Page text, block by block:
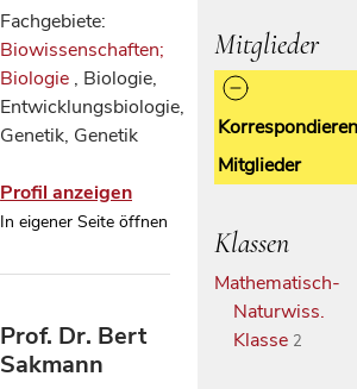
Fachgebiete:
Biowissenschaften;
Biologie , Biologie,
Entwicklungsbiologie,
Genetik, Genetik
Profil anzeigen
In eigener Seite öffnen
Prof. Dr. Bert
Sakmann
Mitglieder
Mitglieder
Klassen
Mathematisch-
Naturwiss.
Klasse 2